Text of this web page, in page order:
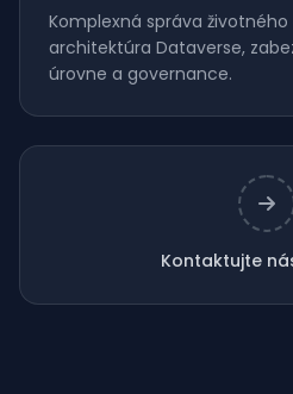
Komplexná správa životného
architektúra Dataverse,
úrovne a governance.
Kontaktujte